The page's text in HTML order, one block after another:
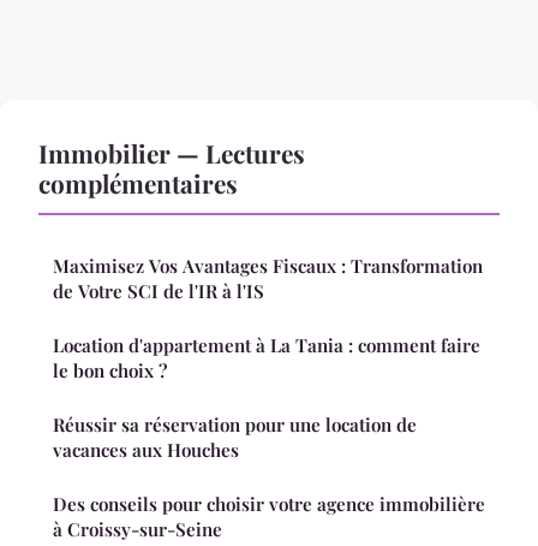
Immobilier — Lectures
complémentaires
Maximisez Vos Avantages Fiscaux : Transformation
de Votre SCI de l'IR à l'IS
Location d'appartement à La Tania : comment faire
le bon choix ?
Réussir sa réservation pour une location de
vacances aux Houches
Des conseils pour choisir votre agence immobilière
à Croissy-sur-Seine